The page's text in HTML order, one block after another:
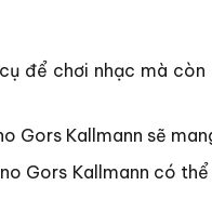
để chơi nhạc mà
Gors Kallmann sẽ
Gors Kallmann có